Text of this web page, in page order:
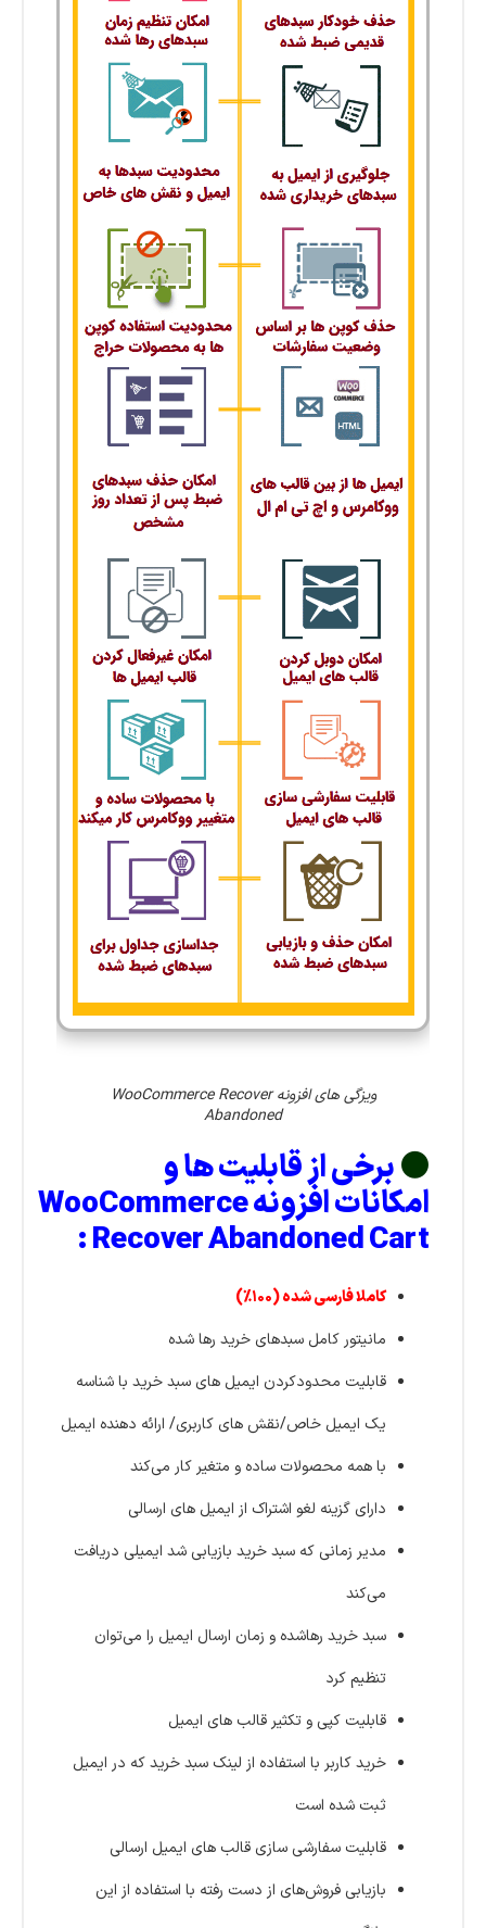
ویزگی های افزونه WooCommerce Recover
Abandoned
⚫برخی از قابلیت ها و
امکانات افزونه WooCommerce
Recover Abandoned Cart :
کاملا فارسی شده (۱۰۰%)
مانیتور کامل سبدهای خرید رها شده
قابلیت محدودکردن ایمیل های سبد خرید با شناسه
یک ایمیل خاص/نقش های کاربری/ ارائه دهنده ایمیل
با همه محصولات ساده و متغیر کار می‌کند
دارای گزینه لغو اشتراک از ایمیل های ارسالی
مدیر زمانی که سبد خرید بازیابی شد ایمیلی دریافت
می‌کند
سبد خرید رهاشده و زمان ارسال ایمیل را می‌توان
تنظیم کرد
قابلیت کپی و تکثیر قالب های ایمیل
خرید کاربر با استفاده از لینک سبد خرید که در ایمیل
ثبت‌ شده است
قابلیت سفارشی سازی قالب های ایمیل ارسالی
بازیابی فروش‌های از دست رفته با استفاده از این